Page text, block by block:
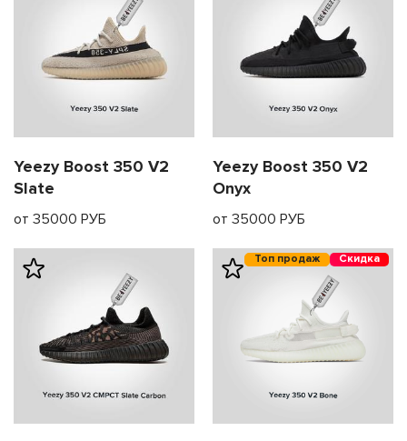
Yeezy Boost 350 V2
Slate
от 35000 РУБ
Yeezy Boost 350 V2
Onyx
от 35000 РУБ
Топ продаж Скидка